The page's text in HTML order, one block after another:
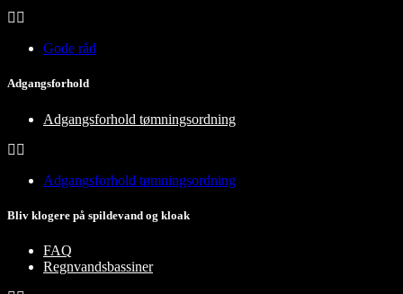
Gode råd
Adgangsforhold
Adgangsforhold tømningsordning
Adgangsforhold tømningsordning
Bliv klogere på spildevand og kloak
FAQ
Regnvandsbassiner